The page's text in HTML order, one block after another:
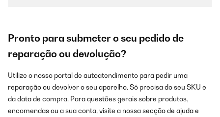
Pronto para submeter o seu pedido de
reparação ou devolução?
Utilize o nosso portal de autoatendimento para pedir uma
reparação ou devolver o seu aparelho. Só precisa do seu SKU e
da data de compra. Para questões gerais sobre produtos,
encomendas ou a sua conta, visite a nossasecção de ajuda e